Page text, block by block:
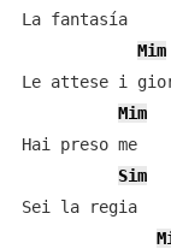
La fantasía
Mim
Le attese i
Mim
Hai preso me
Sim
Sei la regia